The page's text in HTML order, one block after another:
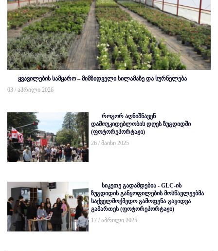
ყვავილების სამყარო – მიმზიდველი სილამაზე და სურნელება
03 / აპრილი 2026
როგორ აღნიშნავენ
დამოუკიდებლობის დღეს ზუგდიდში
(ფოტორეპორტაჟი)
26 / მაისი 2025
სიკეთე გადამდებია - GLC-ის
ზუგდიდის განყოფილების მოსწავლეებმა
საქველმოქმედო გამოფენა-გაყიდვა
გამართეს (ფოტორეპორტაჟი)
17 / აპრილი 2025